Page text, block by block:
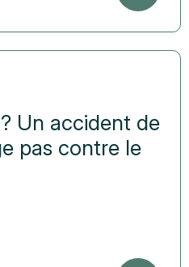
Un accident de
pas contre le